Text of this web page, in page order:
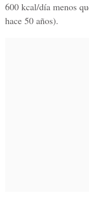
600 kcal/día menos
hace 50 años).